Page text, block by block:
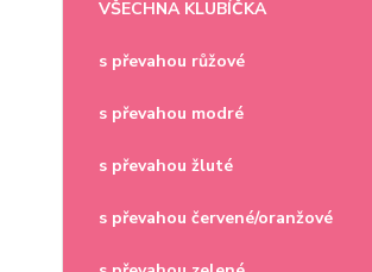
VŠECHNA KLUBÍČKA
s převahou růžové
s převahou modré
s převahou žluté
s převahou červené/oranžové